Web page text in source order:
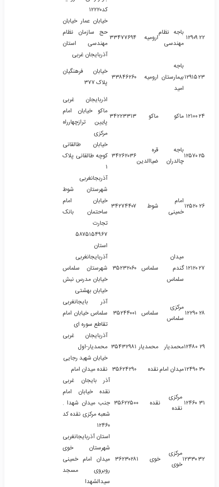
کد۱۲۲۲۰
۲۲ ۱۲۹۰۹
باجه نظام
مهندسی
ارومیه ۳۳۴۷۷۶۹۴
خیابان عمار خیابان
حج سازمان نظام
مهندسی استان
آذربایجان غربی
۲۳۱۲۹۱۵
باجه
بیمارستان
امید
ارومیه ۳۳۸۴۶۲۶۰
خیابان فرهنگیان
پلاک ۳۷۷
۲۴۱۲۱۰۰ ماکو ماکو ۳۴۲۲۳۳۱۳
اذربایجان غربی
ماکو خیابان امام
پایین ترازچهارراه
مرکزی
۲۵۱۲۵۷۰
باجه
چالدران
قره
ضیاالدین
۳۴۲۶۲۰۳۶
خیابان طالقانی
کوچه طالقانی پلاک
۱
۲۶ ۱۲۵۲۰
امام
خمینی
شوط ۳۴۲۷۴۴۰۷
آذربجانغربی
شهرستان شوط
خیابان امام
ساحتمان بانک
تجارت
۵۸۷۵۱۵۴۹۶۷
۲۷۱۲۱۲۰
میدان
گندم
سلماس
سلماس ۳۵۲۳۲۰۶۰
استان
آذربایجانغربی
شهرستان سلماس
خیابان مدرس نبش
خیابان بهشتی
۲۸ ۱۲۲۹۰
مرکزی
سلماس
سلماس ۳۵۲۴۴۰۰۱
آذر بایجانغربی
سلماس خیابان امام
تقاطع سوره ای
۲۹ ۱۲۴۸۰محمدیار محمدیار ۳۵۴۳۲۹۸۱
آذربایجان غربی
محمدیار-اول
خیابان شهید رجایی
۳۰۱۲۴۹۰میدان امامنقده ۳۵۶۲۴۲۹۰ نقده میدان امام
۳۱ ۱۲۴۶۰
مرکزی
نقده
نقده ۳۵۶۲۲۵۰۰
آذر بایجان غربی
نقده خیابان امام
جنب میدان شهدا .
شعبه مرکزی نقده کد
۱۲۴۶۰
۳۲۱۲۳۳۰
مرکزی
خوی
خوی ۳۶۲۳۰۲۸۱
استان آذربایجانغربی
شهرستان خوی
میدان امام خمینی
روبروی مسجد
سیدالشهدا